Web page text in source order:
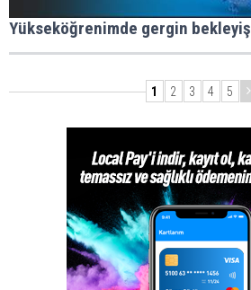
Yükseköğrenimde gergin bekleyiş
1 2 3 4 5